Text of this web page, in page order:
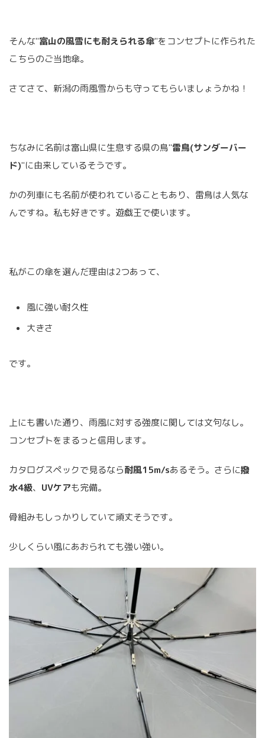
そんな"富山の風雪にも耐えられる傘"をコンセプトに作られた
こちらのご当地傘。
さてさて、新潟の雨風雪からも守ってもらいましょうかね！
ちなみに名前は富山県に生息する県の鳥"雷鳥(サンダーバー
ド)"に由来しているそうです。
かの列車にも名前が使われていることもあり、雷鳥は人気な
んですね。私も好きです。遊戯王で使います。
私がこの傘を選んだ理由は2つあって、
風に強い耐久性
大きさ
です。
上にも書いた通り、雨風に対する強度に関しては文句なし。
コンセプトをまるっと信用します。
カタログスペックで見るなら耐風15m/sあるそう。さらに撥
水4級、 UVケアも完備。
骨組みもしっかりしていて頑丈そうです。
少しくらい風にあおられても強い強い。